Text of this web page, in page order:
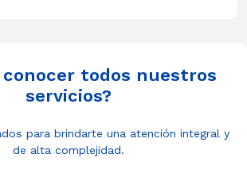
conocer todos nuestros
servicios?
para brindarte una atención integral y
de alta complejidad.